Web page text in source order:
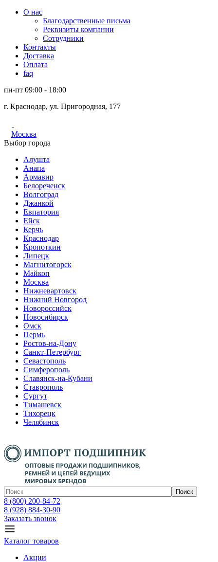
О нас
Благодарственные письма
Реквизиты компании
Сотрудники
Контакты
Доставка
Оплата
faq
пн-пт 09:00 - 18:00
г. Краснодар, ул. Пригородная, 177
Москва
Выбор города
Алушта
Анапа
Армавир
Белореченск
Волгоград
Джанкой
Евпатория
Ейск
Керчь
Краснодар
Кропоткин
Липецк
Магнитогорск
Майкоп
Москва
Нижневартовск
Нижний Новгород
Новороссийск
Новосибирск
Омск
Пермь
Ростов-на-Дону
Санкт-Петербург
Севастополь
Симферополь
Славянск-на-Кубани
Ставрополь
Сургут
Тимашевск
Тихорецк
Челябинск
Поиск
8 (800) 200-84-72
8 (928) 884-30-90
Заказать звонок
Каталог товаров
Акции